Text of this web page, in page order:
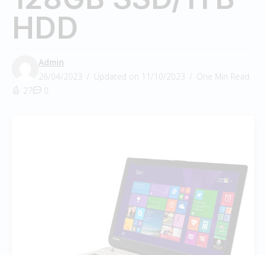
HDD
Admin
26/04/2023
Updated on 11/10/2023
One Min Read
27
0